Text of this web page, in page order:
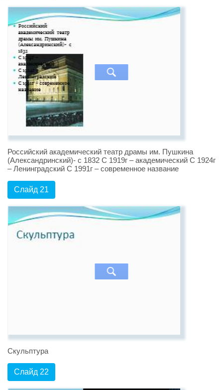
Российский академический театр драмы им. Пушкина
(Александринский)- с 1832 С 1919г – академический С 1924г
– Ленинградский С 1991г – современное название
Слайд 21
Скульптура
Слайд 22